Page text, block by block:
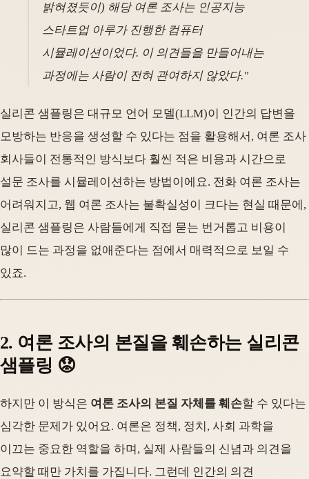
밝혀졌듯이) 해당 여론 조사는 인공지능
스타트업 아루가 진행한 컴퓨터
시뮬레이션이었다. 이 의견들을 만들어내는
과정에는 사람이 전혀 관여하지 않았다."
실리콘 샘플링은 대규모 언어 모델(LLM)이 인간의 답변을
모방하는 반응을 생성할 수 있다는 점을 활용해서, 여론 조사
회사들이 전통적인 방식보다 훨씬 적은 비용과 시간으로
설문 조사를 시뮬레이션하는 방법이에요. 전화 여론 조사는
어려워지고, 웹 여론 조사는 불확실성이 크다는 현실 때문에,
실리콘 샘플링은 사람들에게 직접 묻는 번거롭고 비용이
많이 드는 과정을 없애준다는 점에서 매력적으로 보일 수
있죠.
2. 여론 조사의 본질을 훼손하는 실리콘
샘플링 😟
하지만 이 방식은 여론 조사의 본질 자체를 훼손할 수 있다는
심각한 문제가 있어요. 여론은 정책, 정치, 사회 과학을
이끄는 중요한 역할을 하며, 실제 사람들의 신념과 의견을
요약할 때만 가치를 가집니다. 그런데 인간의 의견